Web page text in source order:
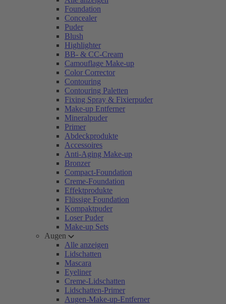
Foundation
Concealer
Puder
Blush
Highlighter
BB- & CC-Cream
Camouflage Make-up
Color Corrector
Contouring
Contouring Paletten
Fixing Spray & Fixierpuder
Make-up Entferner
Mineralpuder
Primer
Abdeckprodukte
Accessoires
Anti-Aging Make-up
Bronzer
Compact-Foundation
Creme-Foundation
Effektprodukte
Flüssige Foundation
Kompaktpuder
Loser Puder
Make-up Sets
Augen
Alle anzeigen
Lidschatten
Mascara
Eyeliner
Creme-Lidschatten
Lidschatten-Primer
Augen-Make-up-Entferner